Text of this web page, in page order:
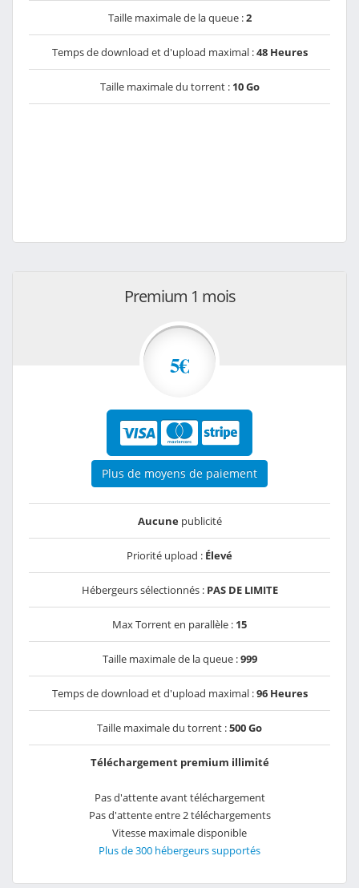
Taille maximale de la queue :2
Temps de download et d'upload maximal :48 Heures
Taille maximale du torrent : 10 Go
Premium 1 mois
5€
Plus de moyens de paiement
Aucunepublicité
Priorité upload : Élevé
Hébergeurs sélectionnés : PAS DE LIMITE
Max Torrent en parallèle : 15
Taille maximale de la queue :999
Temps de download et d'upload maximal :96 Heures
Taille maximale du torrent :500 Go
Téléchargement premium illimité
Pas d'attente avant téléchargement
Pas d'attente entre 2 téléchargements
Vitesse maximale disponible
Plus de 300 hébergeurs supportés